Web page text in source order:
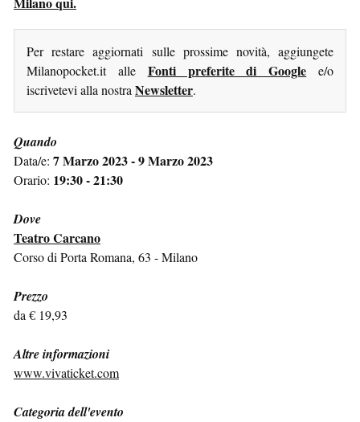
Per restare aggiornati sulle prossime novità, aggiungete
Milanopocket.it alle Fonti preferite di Google e/o
iscrivetevi alla nostra Newsletter.
Quando
Data/e: 7 Marzo 2023 - 9 Marzo 2023
Orario: 19:30 - 21:30
Dove
Teatro Carcano
Corso di Porta Romana, 63 - Milano
Prezzo
da € 19,93
Altre informazioni
www.vivaticket.com
Categoria dell'evento